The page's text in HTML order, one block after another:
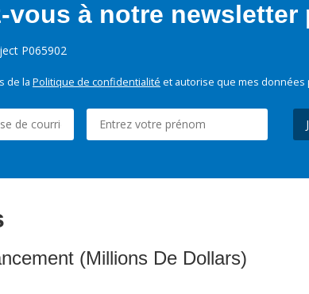
vous à notre
P065902
de la Politique de confidentialité et autorise que mes
(Millions De Dollars)